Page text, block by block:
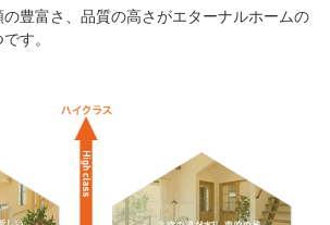
豊富さ、品質の高さがエターナルホームの
す。